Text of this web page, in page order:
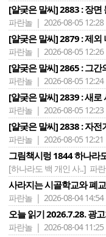
[얄궂은 말씨] 2883 : 장
파란놀 | 2026-08-05 12:28
[얄궂은 말씨] 2879 : 제
파란놀 | 2026-08-05 12:26
[얄궂은 말씨] 2865 : 그
파란놀 | 2026-08-05 12:24
[얄궂은 말씨] 2839 : 새로
파란놀 | 2026-08-05 12:23
[얄궂은 말씨] 2838 : 자
파란놀 | 2026-08-05 12:21
그림책시렁 1844 하나라
[하나라도 백 개인 사..] 파
사라지는 시골학교와 폐
파란놀 | 2026-08-04 14:54
오늘 읽기 2026.7.28. 광
파란놀 | 2026-08-04 11:25